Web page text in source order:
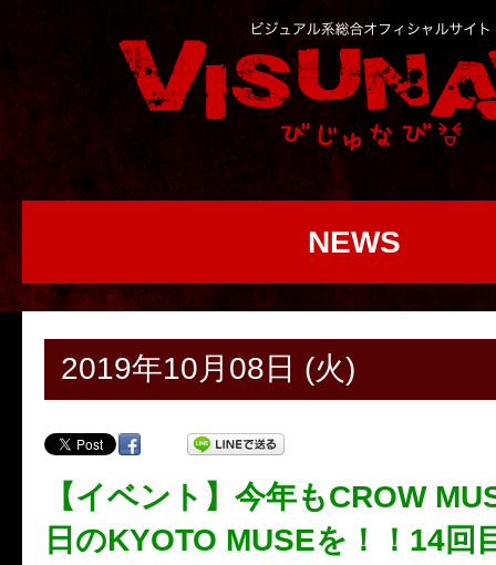
NEWS
2019年10月08日 (火)
【イベント】今年もCROW
日のKYOTO MUSEを！！14回